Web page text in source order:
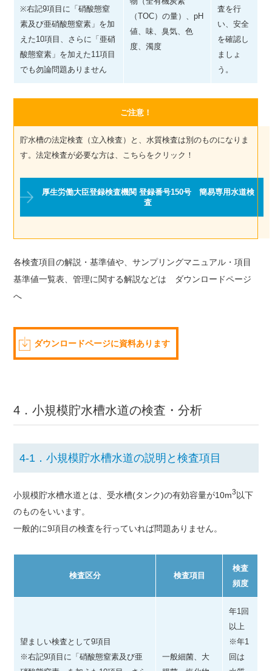
※右記9項目に「硝酸態窒
素及び亜硝酸態窒素」を加
えた10項目、さらに「亜硝
酸態窒素」を加えた11項目
でも勿論問題ありません
（TOC）の量）、pH
値、味、臭気、色
度、濁度
査を行
い、安全
を確認し
ましょ
う。
ご注意！
貯水槽の法定検査（立入検査）と、水質検査は別のものになりま
す。法定検査が必要な方は、こちらをクリック！
厚生労働大臣登録検査機関 登録番号150号 簡易専用水道検
査
各検査項目の解説・基準値や、サンプリングマニュアル・項目
基準値一覧表、管理に関する解説などは ダウンロードページ
へ
ダウンロードページに資料あります
4．小規模貯水槽水道の検査・分析
4-1．小規模貯水槽水道の説明と検査項目
小規模貯水槽水道とは、受水槽(タンク)の有効容量が10m3以下
のものをいいます。
一般的に9項目の検査を行っていれば問題ありません。
検査区分 検査項目
検査
頻度
望ましい検査として9項目
※右記9項目に「硝酸態窒素及び亜
一般細菌、大
年1回
以上
※年1
回は